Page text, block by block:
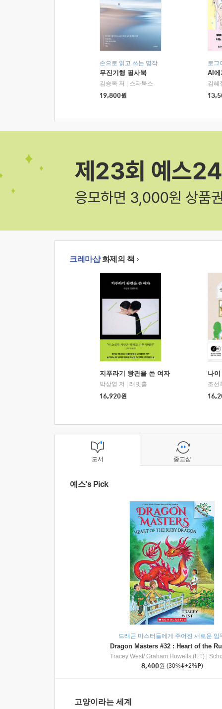
손으로 읽고 쓰는 명작
무진기행 필사북
김승옥 저
스타북스
19,800원
로그
AI에
김혜
크레마샵화제의 책
지푸라기 왕관을 쓴 여자
박상영 저
래빗홀
16,920원
나
조선
도서
예스's Pick
드래곤 마스터들에게 주어진 새로운 임
Tracey West/ Graham Howells (ILT)
8,400원 (30% +2% )
고양이라는 세계
중고샵